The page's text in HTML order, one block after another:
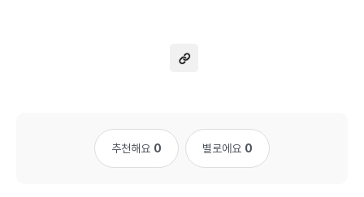
추천해요 0 별로에요 0